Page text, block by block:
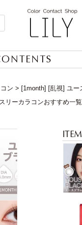
ン
[1month] [乱視] ユー
リーカラコンおすすめ一覧